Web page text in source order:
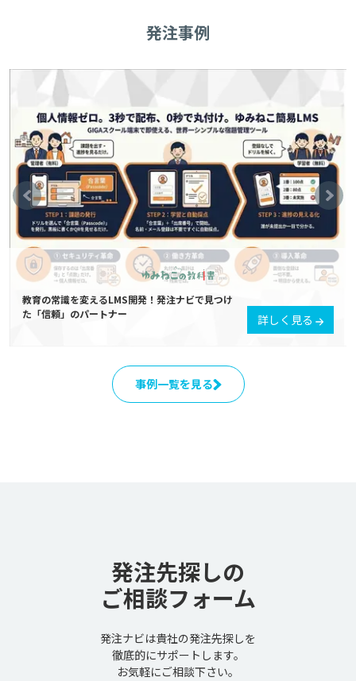
発注事例
教育の常識を変えるLMS開発！発注ナビで見つけ
た「信頼」のパートナー
詳しく見る
事例一覧を見る
発注先探しの
ご相談フォーム
発注ナビは貴社の発注先探しを
徹底的にサポートします。
お気軽にご相談下さい。